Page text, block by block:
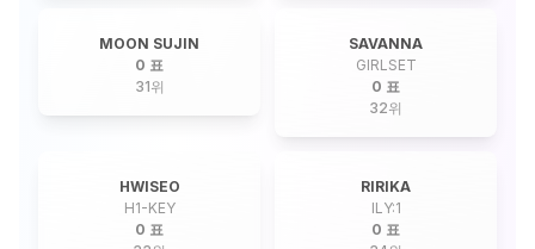
MOON SUJIN
0 표
31위
SAVANNA
GIRLSET
0 표
32위
HWISEO
H1-KEY
0 표
RIRIKA
ILY:1
0 표